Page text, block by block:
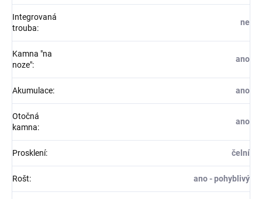
Integrovaná
trouba:
ne
Kamna "na
noze":
ano
Akumulace: ano
Otočná
kamna:
ano
Prosklení: čelní
Rošt: ano - pohyblivý